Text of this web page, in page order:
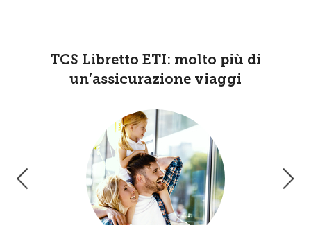
TCS Libretto ETI: molto più di
un’assicurazione viaggi